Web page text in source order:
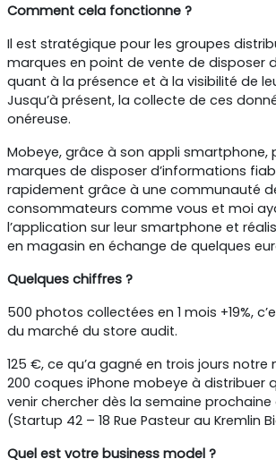
Comment cela fonctionne ?
Il est stratégique pour les groupes
marques en point de vente de disposer
quant à la présence et à la visibilité de
Jusqu’à présent, la collecte de ces
onéreuse.
Mobeye, grâce à son appli smartphone,
marques de disposer d’informations
rapidement grâce à une communauté
consommateurs comme vous et moi
l’application sur leur smartphone et
en magasin en échange de quelques
Quelques chiffres ?
500 photos collectées en 1 mois +19%,
du marché du store audit.
125 €, ce qu’a gagné en trois jours notre
200 coques iPhone mobeye à distribuer
venir chercher dès la semaine
(Startup 42 – 18 Rue Pasteur au Kremlin
Quel est votre business model ?